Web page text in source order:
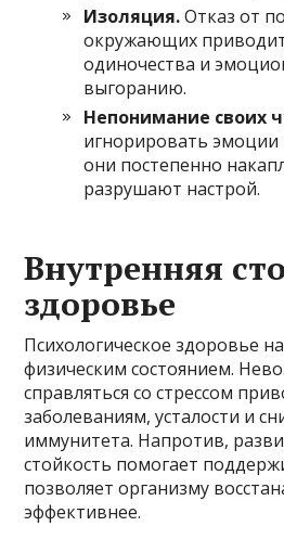
Изоляция.Отказ от
окружающих приводит
одиночества и
выгоранию.
Непонимание своих
игнорировать эмоции
они постепенно
разрушают настрой.
Внутренняя
здоровье
Психологическое здоровье
физическим состоянием.
справляться со стрессом
заболеваниям, усталости и
иммунитета. Напротив,
стойкость помогает
позволяет организму
эффективнее.